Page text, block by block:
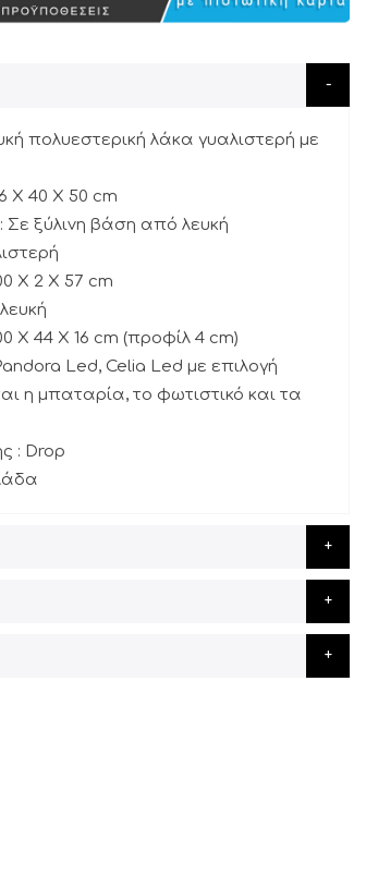
πολυεστερική λάκα γυαλιστερή με
X 40 X 50 cm
ξύλινη βάση από λευκή
X 2 Χ 57 cm
X 44 X 16 cm (προφίλ 4 cm)
Led, Celia Led με επιλογή
η μπαταρία, το φωτιστικό και τα
: Drop